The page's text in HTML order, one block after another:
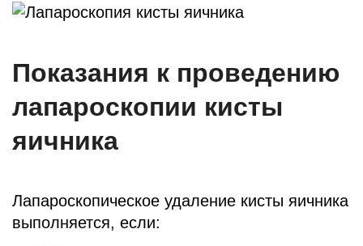
Показания к проведению
лапароскопии кисты
яичника
Лапароскопическое удаление кисты яичника
выполняется, если: